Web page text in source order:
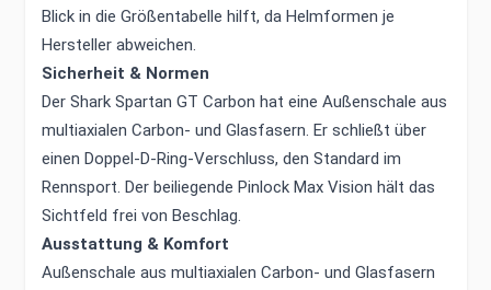
Blick in die Größentabelle hilft, da Helmformen je
Hersteller abweichen.
Sicherheit & Normen
Der Shark Spartan GT Carbon hat eine Außenschale aus
multiaxialen Carbon- und Glasfasern. Er schließt über
einen Doppel-D-Ring-Verschluss, den Standard im
Rennsport. Der beiliegende Pinlock Max Vision hält das
Sichtfeld frei von Beschlag.
Ausstattung & Komfort
Außenschale aus multiaxialen Carbon- und Glasfasern